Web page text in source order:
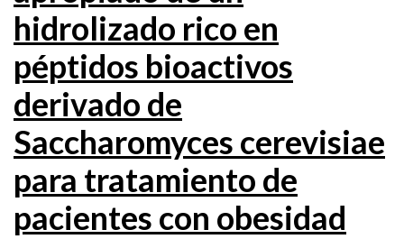
hidrolizado rico en
péptidos bioactivos
derivado de
Saccharomyces cerevisiae
para tratamiento de
pacientes con obesidad